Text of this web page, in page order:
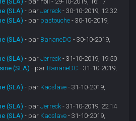
(SLA) - parJerreck - 30-10-2019, 12:32
(SLA) - par pastouche - 30-10-2019,
(SLA) - par BananeDC - 30-10-2019,
(SLA) - parJerreck - 31-10-2019, 19:50
(SLA) - par BananeDC - 31-10-2019,
(SLA) - par Kaoslave - 31-10-2019,
(SLA) - parJerreck - 31-10-2019, 22:14
(SLA) - par Kaoslave - 31-10-2019,